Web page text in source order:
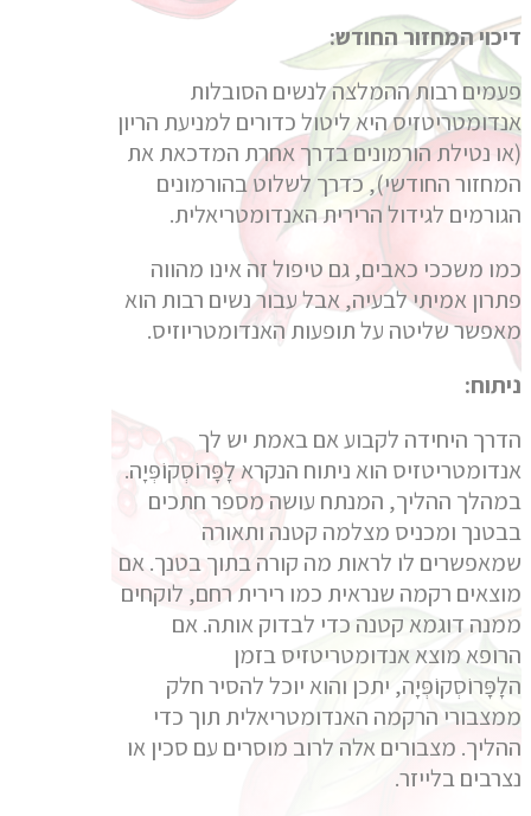
דיכוי המחזור החודש:
פעמים רבות ההמלצה לנשים הסובלות
אנדומטריטזיס היא ליטול כדורים למניעת הריון
(או נטילת הורמונים בדרך אחרת המדכאת את
המחזור החודשי), כדרך לשלוט בהורמונים
הגורמים לגידול הרירית האנדומטריאלית.
כמו משככי כאבים, גם טיפול זה אינו מהווה
פתרון אמיתי לבעיה, אבל עבור נשים רבות הוא
מאפשר שליטה על תופעות האנדומטריוזיס.
ניתוח:
הדרך היחידה לקבוע אם באמת יש לך
אנדומטריטזיס הוא ניתוח הנקרא לָפָּרוֹסְקוֹפְּיָה.
במהלך ההליך, המנתח עושה מספר חתכים
בבטנך ומכניס מצלמה קטנה ותאורה
שמאפשרים לו לראות מה קורה בתוך בטנך. אם
מוצאים רקמה שנראית כמו רירית רחם, לוקחים
ממנה דוגמא קטנה כדי לבדוק אותה. אם
הרופא מוצא אנדומטריטזיס בזמן
הלָפָּרוֹסְקוֹפְּיָה, יתכן והוא יוכל להסיר חלק
ממצבורי הרקמה האנדומטריאלית תוך כדי
ההליך. מצבורים אלה לרוב מוסרים עם סכין או
נצרבים בלייזר.